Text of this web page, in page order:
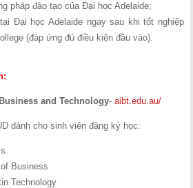
pháp đào tạo của Đại học Adelaide;
Đại học Adelaide ngay sau khi tốt nghiệp
(đáp ứng đủ điều kiện đầu vào).
and Technology-aibt.edu.au/
dành cho sinh viên đăng ký học:
Business
Technology